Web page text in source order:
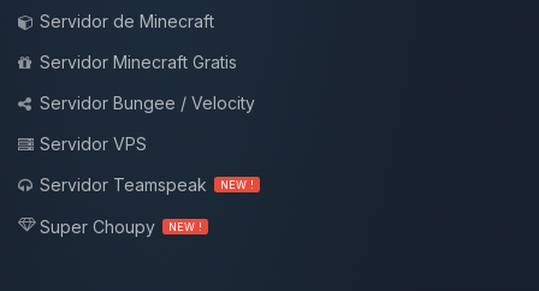
Servidor de Minecraft
Servidor Minecraft Gratis
Servidor Bungee / Velocity
Servidor VPS
Servidor Teamspeak
NEW !
Super Choupy NEW !